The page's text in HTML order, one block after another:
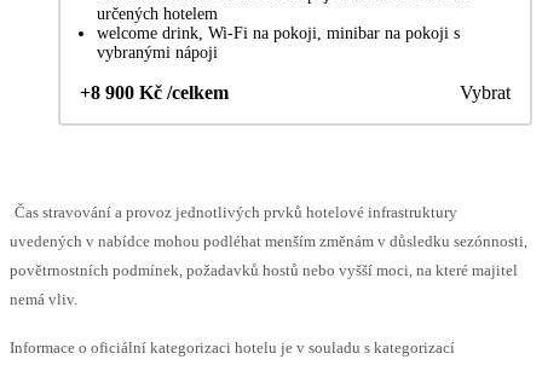
určených hotelem
welcome drink, Wi-Fi na pokoji, minibar na pokoji s
vybranými nápoji
+8 900 Kč /celkem Vybrat
Čas stravování a provoz jednotlivých prvků hotelové infrastruktury
uvedených v nabídce mohou podléhat menším změnám v důsledku sezónnosti,
povětrnostních podmínek, požadavků hostů nebo vyšší moci, na které majitel
nemá vliv.
Informace o oficiální kategorizaci hotelu je v souladu s kategorizací